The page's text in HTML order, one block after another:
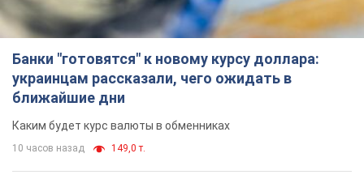
этими сообщениями
Как не попасть в ловушку мошенников
12 часов назад 13,3 т.
Самый дорогой футболист
"Динамо" забил "Карабаху" уже на
10-й минуте матча. Видео
Поединок проходит в Польше